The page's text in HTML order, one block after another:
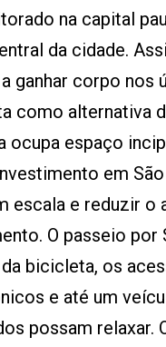
na capital
da cidade.
ganhar corpo nos
como alternativa
ocupa espaço
em
escala e reduzir
O passeio por
bicicleta, os
e até um
possam